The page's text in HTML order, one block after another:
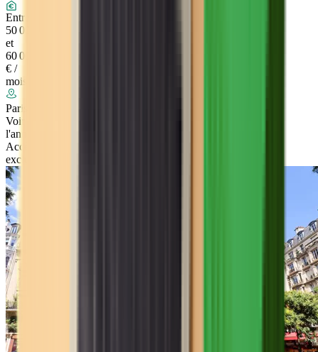
Entre
50 000
et
60 000
€ /
mois
Paris
Voir
l'annonce
Accès
exclusif